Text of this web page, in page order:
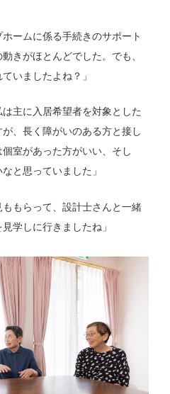
ームに係る手続きのサポート
きがほとんどでした。でも、
いましたよね？」
主に入居希望者を対象とした
、長く障がいのある方と接し
室があった方がいい、そし
と思っていました」
もらって、設計士さんと一緒
学しに行きましたね」